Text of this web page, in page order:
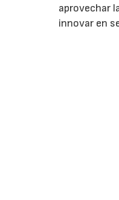
aprovechar
innovar en